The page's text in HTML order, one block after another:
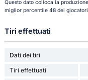
Questo dato colloca la
miglior percentile 48 dei
Tiri effettuati
Dati dei tiri
Tiri effettuati